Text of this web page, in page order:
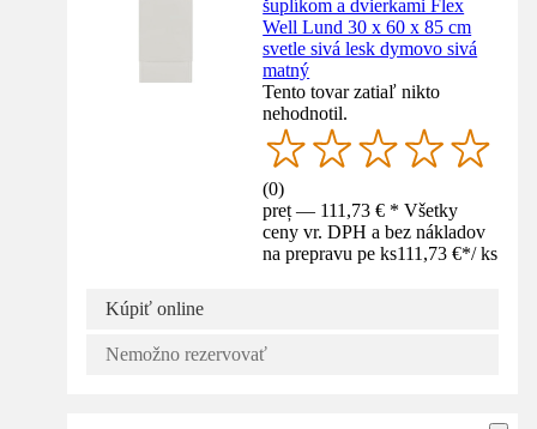
šuplíkom a dvierkami Flex
Well Lund 30 x 60 x 85 cm
svetle sivá lesk dymovo sivá
matný
Tento tovar zatiaľ nikto
nehodnotil.
(0)
preț — 111,73 € * Všetky
ceny vr. DPH a bez nákladov
na prepravu pe ks111,73 €*/ ks
Kúpiť online
Nemožno rezervovať